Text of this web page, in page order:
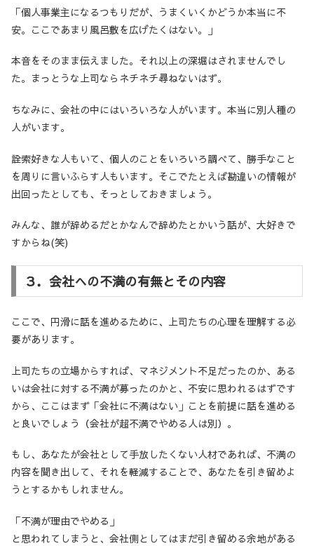
「個人事業主になるつもりだが、うまくいくかどうか本当に不
安。ここであまり風呂敷を広げたくはない。」
本音をそのまま伝えました。それ以上の深堀はされませんでし
た。まっとうな上司ならネチネチ尋ねないはず。
ちなみに、会社の中にはいろいろな人がいます。本当に別人種の
人がいます。
詮索好きな人もいて、個人のことをいろいろ調べて、勝手なこと
を周りに言いふらす人もいます。そこでたとえば勘違いの情報が
出回ったとしても、そっとしておきましょう。
みんな、誰が辞めるだとかなんで辞めたとかいう話が、大好きで
すからね(笑)
３．会社への不満の有無とその内容
ここで、円滑に話を進めるために、上司たちの心理を理解する必
要があります。
上司たちの立場からすれば、マネジメント不足だったのか、ある
いは会社に対する不満が募ったのかと、不安に思われるはずです
から、ここはまず「会社に不満はない」ことを前提に話を進める
と良いでしょう（会社が超不満でやめる人は別）。
もし、あなたが会社として手放したくない人材であれば、不満の
内容を聞き出して、それを軽減することで、あなたを引き留めよ
うとするかもしれません。
「不満が理由でやめる」
と思われてしまうと、会社側としてはまだ引き留める余地がある